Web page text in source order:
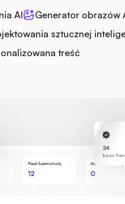
AI
Generator obrazów
sztucznej
treść